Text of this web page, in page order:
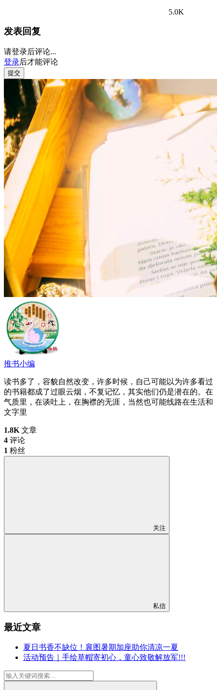
5.0K
发表回复
请登录后评论...
登录后才能评论
提交
推书小编
读书多了，容貌自然改变，许多时候，自己可能以为许多看过
的书籍都成了过眼云烟，不复记忆，其实他们仍是潜在的。在
气质里，在谈吐上，在胸襟的无涯，当然也可能线路在生活和
文字里
1.8K 文章
4 评论
1 粉丝
关注
私信
最近文章
夏日书香不缺位！襄图暑期加座助你清凉一夏
活动预告｜手绘草帽寄初心，童心致敬解放军!!!